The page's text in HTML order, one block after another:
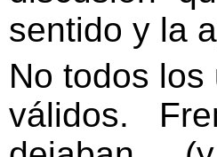
sentido y la
No todos
válidos.